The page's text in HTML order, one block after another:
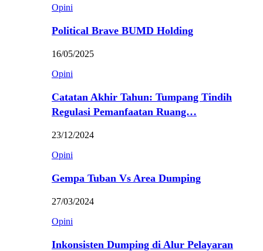
Opini
Political Brave BUMD Holding
16/05/2025
Opini
Catatan Akhir Tahun: Tumpang Tindih
Regulasi Pemanfaatan Ruang…
23/12/2024
Opini
Gempa Tuban Vs Area Dumping
27/03/2024
Opini
Inkonsisten Dumping di Alur Pelayaran